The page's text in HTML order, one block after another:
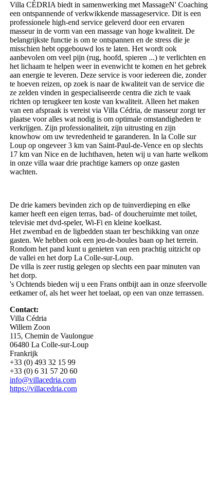
Villa CÉDRIA biedt in samenwerking met MassageN' Coaching
een ontspannende of verkwikkende massageservice. Dit is een
professionele high-end service geleverd door een ervaren
masseur in de vorm van een massage van hoge kwaliteit. De
belangrijkste functie is om te ontspannen en de stress die je
misschien hebt opgebouwd los te laten. Het wordt ook
aanbevolen om veel pijn (rug, hoofd, spieren ...) te verlichten en
het lichaam te helpen weer in evenwicht te komen en het gebrek
aan energie te leveren. Deze service is voor iedereen die, zonder
te hoeven reizen, op zoek is naar de kwaliteit van de service die
ze zelden vinden in gespecialiseerde centra die zich te vaak
richten op terugkeer ten koste van kwaliteit. Alleen het maken
van een afspraak is vereist via Villa Cédria, de masseur zorgt ter
plaatse voor alles wat nodig is om optimale omstandigheden te
verkrijgen. Zijn professionaliteit, zijn uitrusting en zijn
knowhow om uw tevredenheid te garanderen. In la Colle sur
Loup op ongeveer 3 km van Saint-Paul-de-Vence en op slechts
17 km van Nice en de luchthaven, heten wij u van harte welkom
in onze villa waar drie prachtige kamers op onze gasten
wachten.
De drie kamers bevinden zich op de tuinverdieping en elke
kamer heeft een eigen terras, bad- of doucheruimte met toilet,
televisie met dvd-speler, Wi-Fi en kleine koelkast.
Het zwembad en de ligbedden staan ter beschikking van onze
gasten. We hebben ook een jeu-de-boules baan op het terrein.
Rondom het pand kunt u genieten van een prachtig uitzicht op
de vallei en het dorp La Colle-sur-Loup.
De villa is zeer rustig gelegen op slechts een paar minuten van
het dorp.
's Ochtends bieden wij u een Frans ontbijt aan in onze sfeervolle
eetkamer of, als het weer het toelaat, op een van onze terrassen.
Contact:
Villa Cédria
Willem Zoon
115, Chemin de Vaulongue
06480 La Colle-sur-Loup
Frankrijk
+33 (0) 493 32 15 99
+33 (0) 6 31 57 20 60
info@villacedria.com
https://villacedria.com